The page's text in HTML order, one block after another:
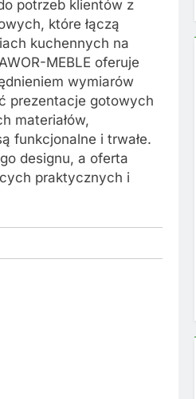
potrzeb klientów z
które łączą
kuchennych na
MEBLE oferuje
wymiarów
prezentacje gotowych
materiałów,
funkcjonalne i trwałe.
designu, a oferta
praktycznych i